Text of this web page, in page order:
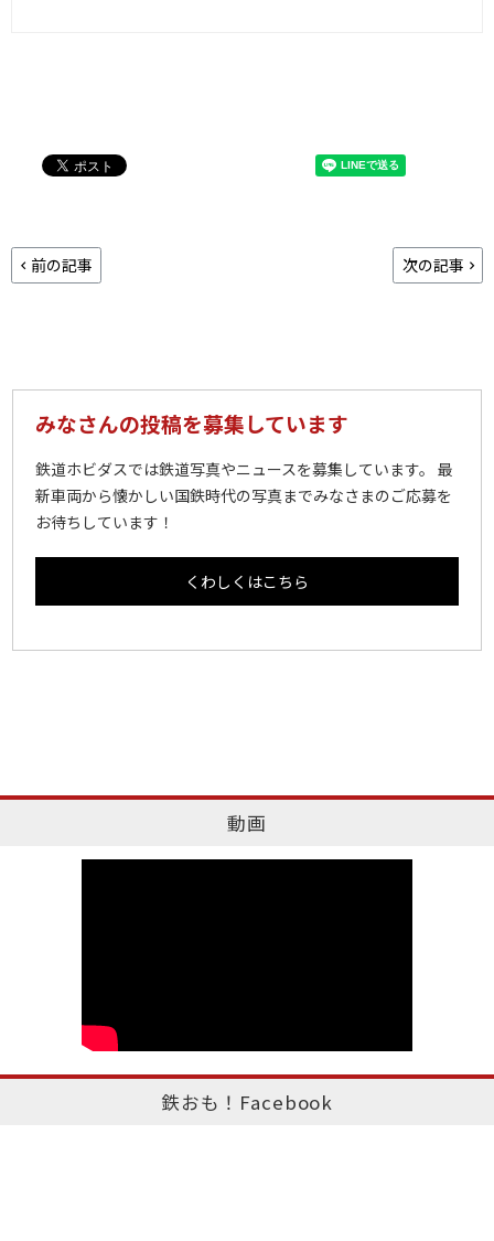
前の記事 次の記事
みなさんの投稿を募集しています
鉄道ホビダスでは鉄道写真やニュースを募集しています。 最
新車両から懐かしい国鉄時代の写真までみなさまのご応募を
お待ちしています！
くわしくはこちら
動画
鉄おも！Facebook